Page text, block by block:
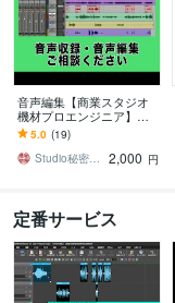
音声編集【商業スタジオ
機材プロエンジニア】致
します プロ認定■台詞、
ドラマCD、音楽、歌、音
声・音楽、全てプロ！
5.0 (19)
Studio秘密基地★プロ声優＆プロ集団
2,000 円
定番サービス